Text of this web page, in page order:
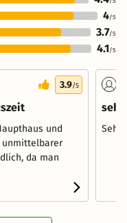
4/5
3.7/5
4.1/5
3.9/5
und
unmittelbarer
da man
sehr
Sehr